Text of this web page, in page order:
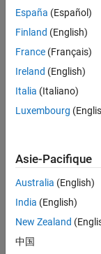
Vous
pouvez
élargir
votre
recherche
ou
afficher
l’ensemble
d'emploi.
malgré
tout
vous
trouvez
España (Español)
Finland (English)
France (Français)
Ireland (English)
Italia (Italiano)
Luxembourg
Asie-Pacifique
Australia (English)
India (English)
New Zealand
中国